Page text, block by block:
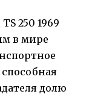
250 1969
в мире
способная
долю